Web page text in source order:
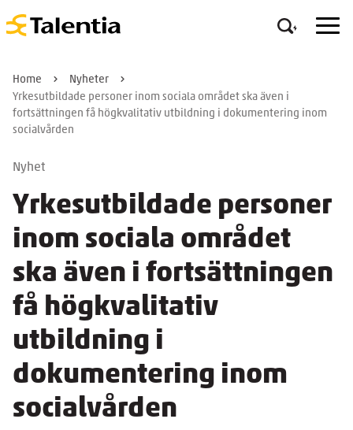
Home
Nyheter
Yrkesutbildade personer inom sociala området ska även i
fortsättningen få högkvalitativ utbildning i dokumentering inom
socialvården
Nyhet
Yrkesutbildade personer
inom sociala området
ska även i fortsättningen
få högkvalitativ
utbildning i
dokumentering inom
socialvården